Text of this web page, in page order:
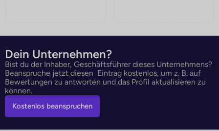
Dein Unternehmen?
Bist du der Inhaber, Geschäftsführer dieses Unternehmens?
Beanspruche jetzt diesen Eintrag kostenlos, um z. B. auf
Bewertungen zu antworten und das Profil aktualisieren zu
können.
Kostenlos beanspruchen